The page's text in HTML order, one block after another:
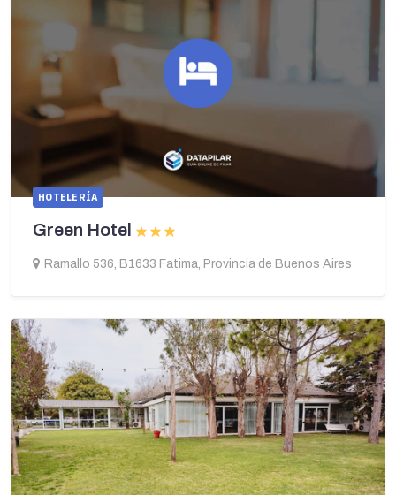
HOTELERÍA
Green Hotel
Ramallo 536, B1633 Fatima, Provincia de Buenos Aires